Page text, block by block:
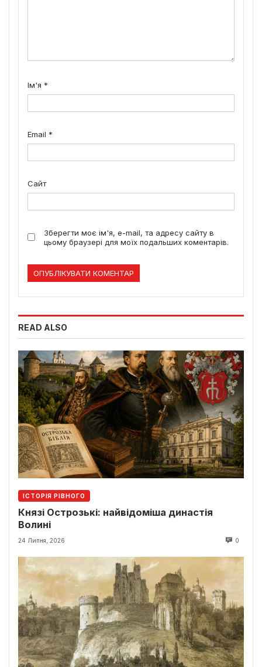
Ім'я *
Email *
Сайт
Зберегти моє ім'я, e-mail, та адресу сайту в
цьому браузері для моїх подальших коментарів.
READ ALSO
ІСТОРІЯ РІВНОГО
Князі Острозькі: найвідоміша династія
Волині
24 Липня, 2026 0